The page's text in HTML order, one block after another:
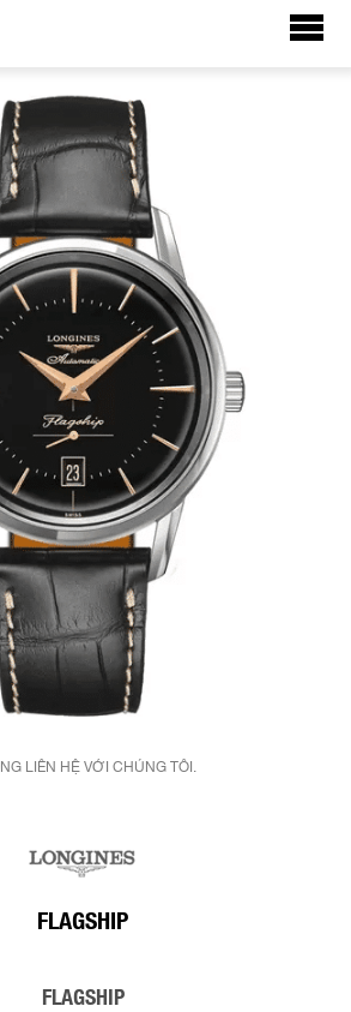
LIÊN HỆ VỚI CHÚNG TÔI.
FLAGSHIP
FLAGSHIP